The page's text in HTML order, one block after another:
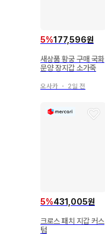
5%177,596원
새상품 황궁 구매 국화
문양 장지갑 소가죽
오사카 ・ 2일 전
5%431,005원
크로스 패치 지갑 커스
텀